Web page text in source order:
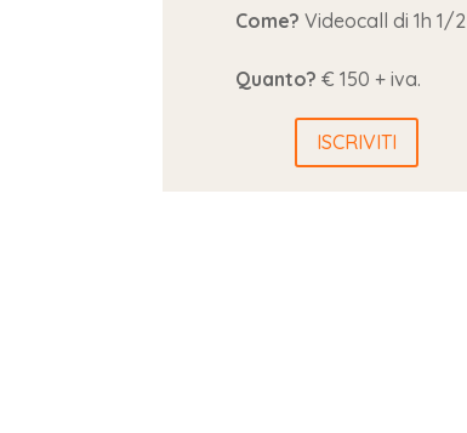
Come? Videocall di 1h 1/2
Quanto? € 150 + iva.
ISCRIVITI